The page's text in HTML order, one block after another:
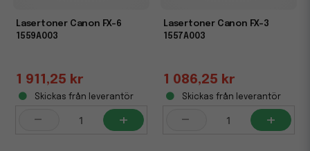
Lasertoner Canon FX-6
1559A003
1 911,25 kr
Skickas från leverantör
- +
Lasertoner Canon FX-3
1557A003
1 086,25 kr
Skickas från leverantör
- +